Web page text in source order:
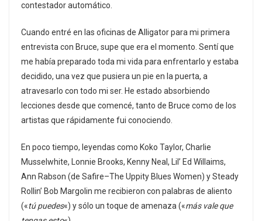
contestador automático.
Cuando entré en las oficinas de Alligator para mi primera
entrevista con Bruce, supe que era el momento. Sentí que
me había preparado toda mi vida para enfrentarlo y estaba
decidido, una vez que pusiera un pie en la puerta, a
atravesarlo con todo mi ser. He estado absorbiendo
lecciones desde que comencé, tanto de Bruce como de los
artistas que rápidamente fui conociendo.
En poco tiempo, leyendas como Koko Taylor, Charlie
Musselwhite, Lonnie Brooks, Kenny Neal, Lil’ Ed Willaims,
Ann Rabson (de Safire–The Uppity Blues Women) y Steady
Rollin’ Bob Margolin me recibieron con palabras de aliento
(«tú puedes«) y sólo un toque de amenaza («más vale que